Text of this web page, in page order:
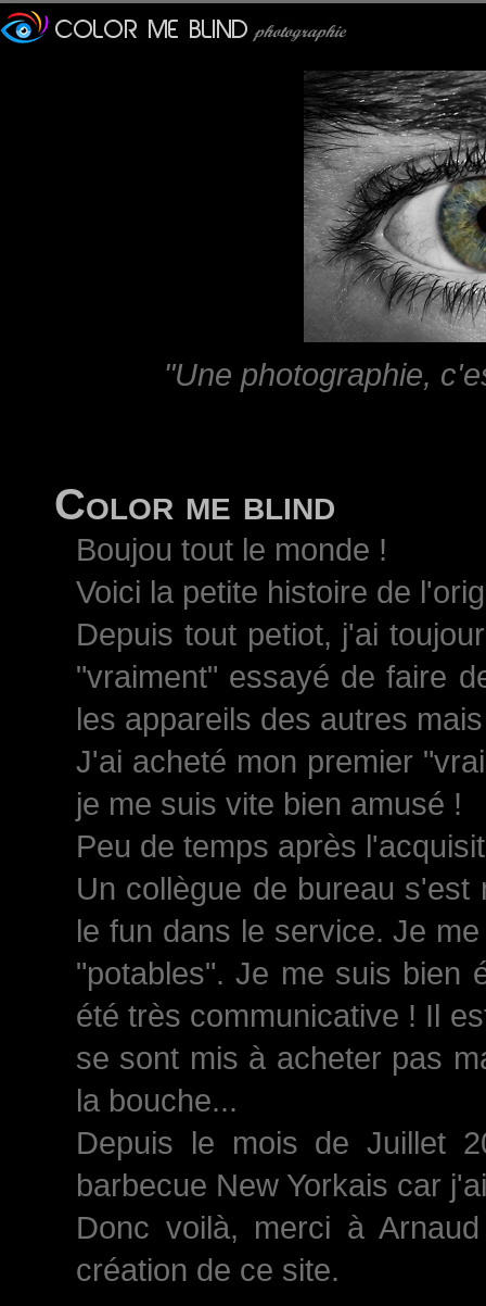
"Une photographie,
Color me blind
Boujou tout le monde !
Voici la petite histoire de
Depuis tout petiot, j'ai
"vraiment" essayé de faire
les appareils des autres
J'ai acheté mon premier
je me suis vite bien amusé !
Peu de temps après
Un collègue de bureau
le fun dans le service. Je
"potables". Je me suis bien
été très communicative ! Il
se sont mis à acheter pas
la bouche...
Depuis le mois de Juillet
barbecue New Yorkais car
Donc voilà, merci à
création de ce site.